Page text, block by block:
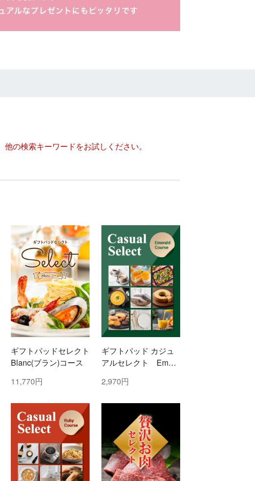
他の検索キーワードをお試しください。
ギフトパッドセレクト
Blanc(ブラン)コース
11,770円
ギフトパッド カジュ
アルセレクト Emera
2,970円